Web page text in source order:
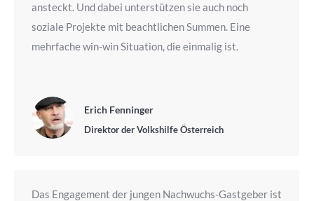
ansteckt. Und dabei unterstützen sie auch noch
soziale Projekte mit beachtlichen Summen. Eine
mehrfache win-win Situation, die einmalig ist.
Erich Fenninger
Direktor der Volkshilfe Österreich
Das Engagement der jungen Nachwuchs-Gastgeber ist